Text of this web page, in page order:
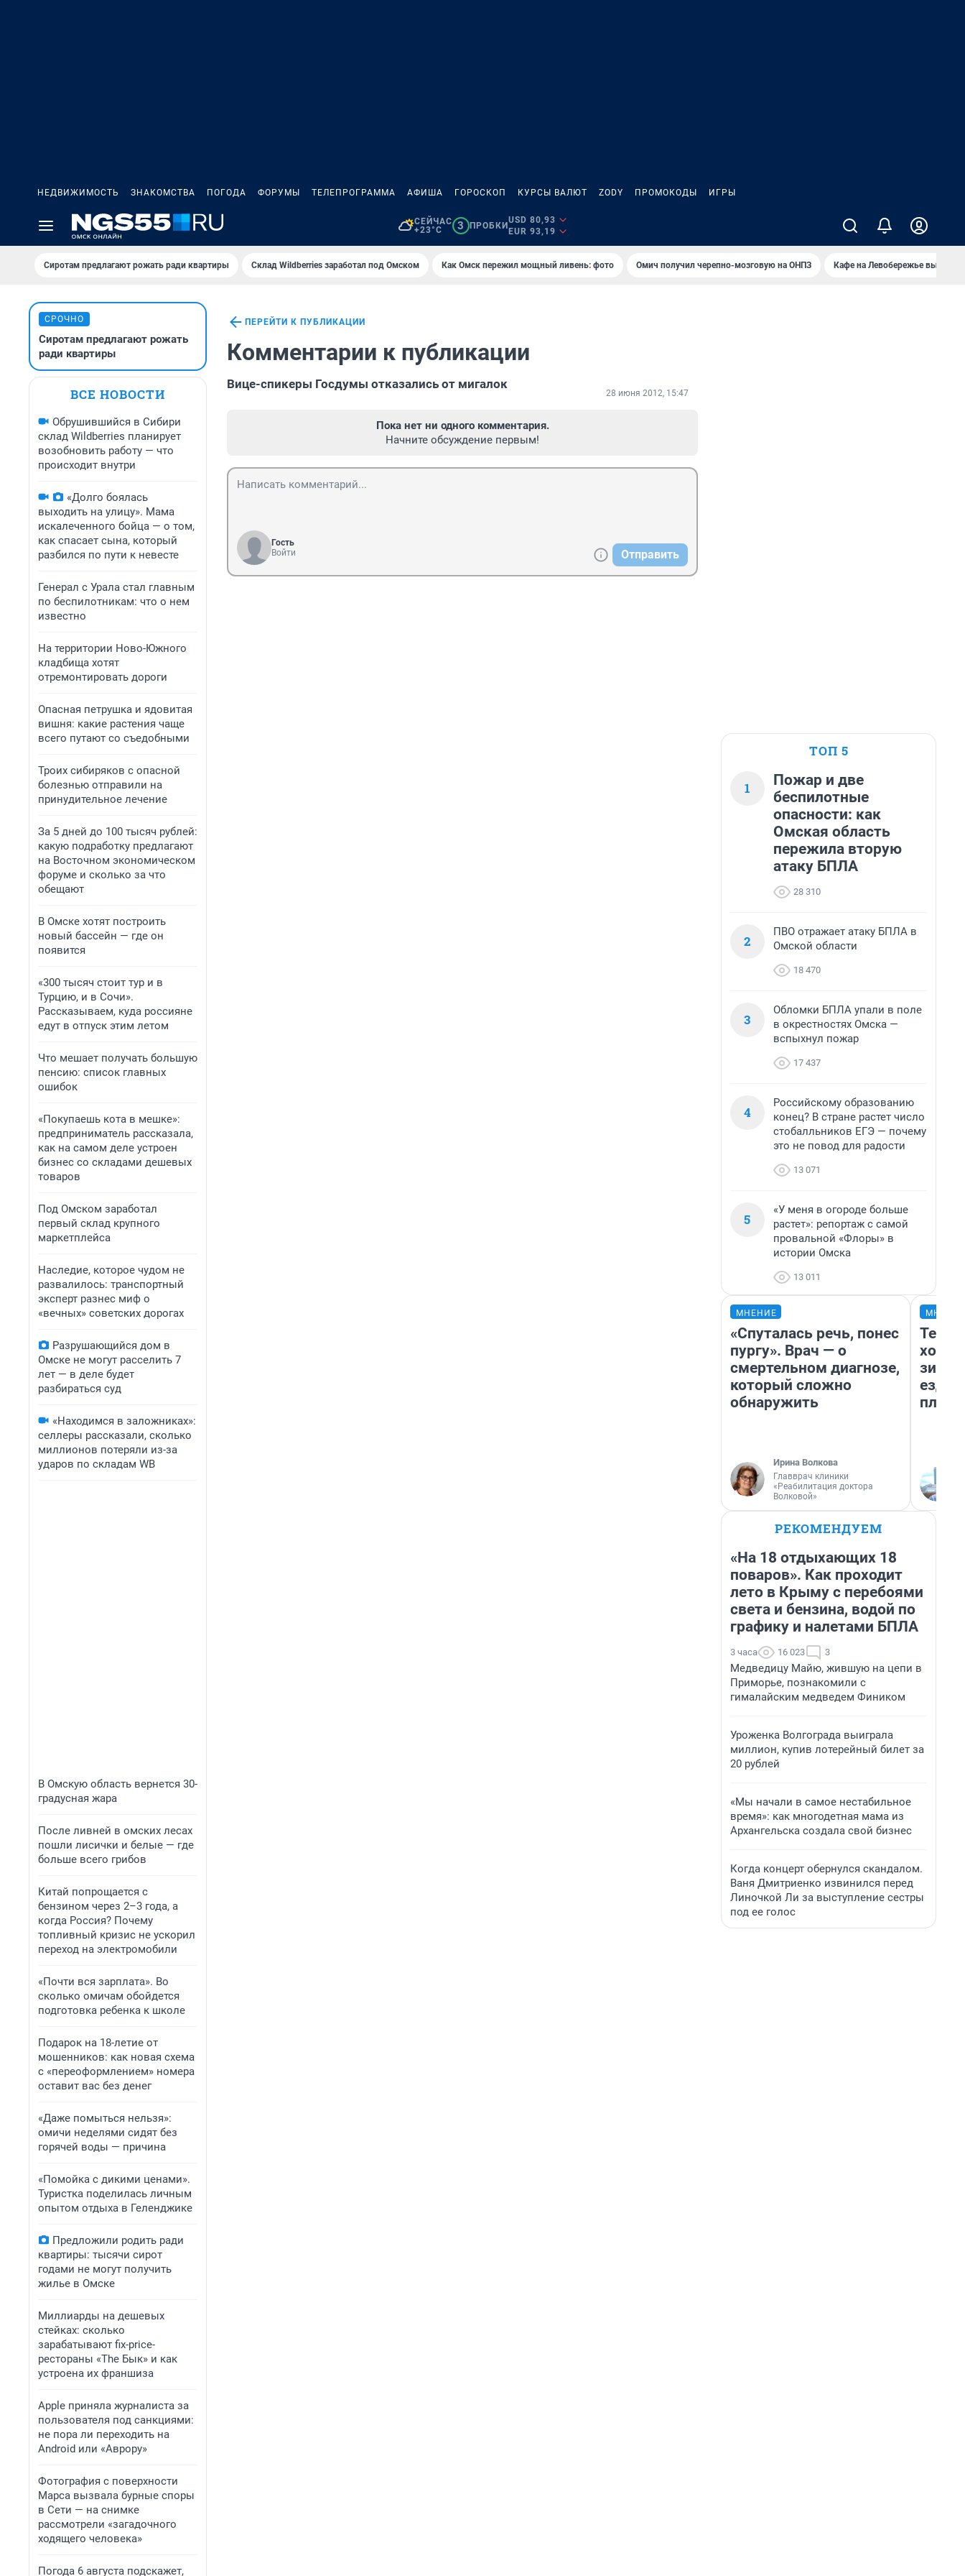
НЕДВИЖИМОСТЬ ЗНАКОМСТВА ПОГОДА ФОРУМЫ ТЕЛЕПРОГРАММА АФИША ГОРОСКОП КУРСЫ ВАЛЮТ ZODY ПРОМОКОДЫ ИГРЫ
СЕЙЧАС
+23°C
3 ПРОБКИ
USD 80,93
EUR 93,19
Сиротам предлагают рожать ради квартиры Склад Wildberries заработал под Омском Как Омск пережил мощный ливень: фото Омич получил черепно-мозговую на ОНПЗ Кафе на Левобережье
СРОЧНО
Сиротам предлагают рожать
ради квартиры
ВСЕ НОВОСТИ
Обрушившийся в Сибири
склад Wildberries планирует
возобновить работу — что
происходит внутри
«Долго боялась
выходить на улицу». Мама
искалеченного бойца — о том,
как спасает сына, который
разбился по пути к невесте
Генерал с Урала стал главным
по беспилотникам: что о нем
известно
На территории Ново-Южного
кладбища хотят
отремонтировать дороги
Опасная петрушка и ядовитая
вишня: какие растения чаще
всего путают со съедобными
Троих сибиряков с опасной
болезнью отправили на
принудительное лечение
За 5 дней до 100 тысяч рублей:
какую подработку предлагают
на Восточном экономическом
форуме и сколько за что
обещают
В Омске хотят построить
новый бассейн — где он
появится
«300 тысяч стоит тур и в
Турцию, и в Сочи».
Рассказываем, куда россияне
едут в отпуск этим летом
Что мешает получать большую
пенсию: список главных
ошибок
«Покупаешь кота в мешке»:
предприниматель рассказала,
как на самом деле устроен
бизнес со складами дешевых
товаров
Под Омском заработал
первый склад крупного
маркетплейса
Наследие, которое чудом не
развалилось: транспортный
эксперт разнес миф о
«вечных» советских дорогах
Разрушающийся дом в
Омске не могут расселить 7
лет — в деле будет
разбираться суд
«Находимся в заложниках»:
селлеры рассказали, сколько
миллионов потеряли из-за
ударов по складам WB
В Омскую область вернется 30-
градусная жара
После ливней в омских лесах
пошли лисички и белые — где
больше всего грибов
Китай попрощается с
бензином через 2–3 года, а
когда Россия? Почему
топливный кризис не ускорил
переход на электромобили
«Почти вся зарплата». Во
сколько омичам обойдется
подготовка ребенка к школе
Подарок на 18-летие от
мошенников: как новая схема
с «переоформлением» номера
оставит вас без денег
«Даже помыться нельзя»:
омичи неделями сидят без
горячей воды — причина
«Помойка с дикими ценами».
Туристка поделилась личным
опытом отдыха в Геленджике
Предложили родить ради
квартиры: тысячи сирот
годами не могут получить
жилье в Омске
Миллиарды на дешевых
стейках: сколько
зарабатывают fix-price-
рестораны «The Бык» и как
устроена их франшиза
Apple приняла журналиста за
пользователя под санкциями:
не пора ли переходить на
Android или «Аврору»
Фотография с поверхности
Марса вызвала бурные споры
в Сети — на снимке
рассмотрели «загадочного
ходящего человека»
Погода 6 августа подскажет,
ПЕРЕЙТИ К ПУБЛИКАЦИИ
Комментарии к публикации
Вице-спикеры Госдумы отказались от мигалок
28 июня 2012, 15:47
Пока нет ни одного комментария.
Начните обсуждение первым!
Гость
Войти
Отправить
ТОП 5
1
Пожар и две
беспилотные
опасности: как
Омская область
пережила вторую
атаку БПЛА
28 310
2
ПВО отражает атаку БПЛА в
Омской области
18 470
3
Обломки БПЛА упали в поле
в окрестностях Омска —
вспыхнул пожар
17 437
4
Российскому образованию
конец? В стране растет число
стобалльников ЕГЭ — почему
это не повод для радости
13 071
5
«У меня в огороде больше
растет»: репортаж с самой
провальной «Флоры» в
истории Омска
13 011
МНЕНИЕ
«Спуталась речь, понес
пургу». Врач — о
смертельном диагнозе,
который сложно
обнаружить
Ирина Волкова
Главврач клиники
«Реабилитация доктора
Волковой»
ездит
РЕКОМЕНДУЕМ
«На 18 отдыхающих 18
поваров». Как проходит
лето в Крыму с перебоями
света и бензина, водой по
графику и налетами БПЛА
3 часа 16 023 3
Медведицу Майю, жившую на цепи в
Приморье, познакомили с
гималайским медведем Фиником
Уроженка Волгограда выиграла
миллион, купив лотерейный билет за
20 рублей
«Мы начали в самое нестабильное
время»: как многодетная мама из
Архангельска создала свой бизнес
Когда концерт обернулся скандалом.
Ваня Дмитриенко извинился перед
Линочкой Ли за выступление сестры
под ее голос